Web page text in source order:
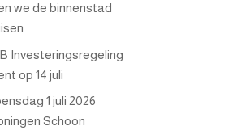
we de binnenstad
Investeringsregeling
op 14 juli
1 juli 2026
Schoon